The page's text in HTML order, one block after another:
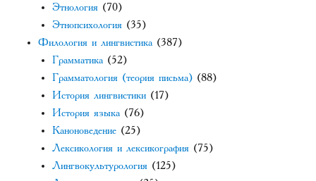
Этнология (70)
Этнопсихология (35)
Филология и лингвистика (387)
Грамматика (52)
Грамматология (теория письма) (88)
История лингвистики (17)
История языка (76)
Каноноведение (25)
Лексикология и лексикография (75)
Лингвокультурология (125)